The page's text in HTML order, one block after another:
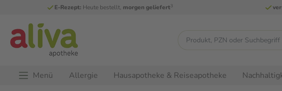
E-Rezept: Heute bestellt, morgen geliefert3
Menü Allergie Hausapotheke & Reiseapotheke